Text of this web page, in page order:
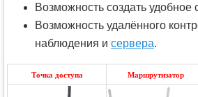
Возможность создать удобное
Возможность удалённого
наблюдения и сервера.
Точка доступа Маршрутизатор